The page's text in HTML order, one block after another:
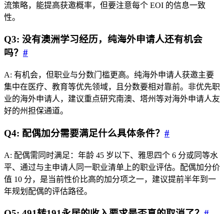
流策略，能提高获邀概率，但要注意每个 EOI 的信息一致
性。
Q3: 没有澳洲学习经历，纯海外申请人还有机会
吗？ #
A: 有机会，但职业与分数门槛更高。纯海外申请人获邀主要
集中在医疗、教育等优先领域，且分数要相对靠前。非优先职
业的海外申请人，建议重点研究南澳、塔州等对海外申请人友
好的州担保通道。
Q4: 配偶加分需要满足什么具体条件？ #
A: 配偶需同时满足：年龄 45 岁以下、雅思四个 6 分或同等水
平、通过与主申请人同一职业清单上的职业评估。配偶加分价
值 10 分，是当前性价比高的加分项之一，建议提前半年到一
年规划配偶的评估路径。